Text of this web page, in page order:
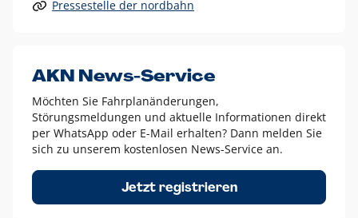
Alle anderen Logo-Varianten dürfen nur in Ausnahmefällen
Diese Ausnahmen sind zum Beispiel:
dem AKN Blau,
weißes Logo auf Fotohintergründen,
schwarzes Logo für reine Schwarz-Weiß-Umsetzungen
Um das Logo herum muss ein Schutzraum von jeweils einer
Höhe bzw. Breite des N aus AKN in alle Richtungen
Pressestelle der nordbahn
AKN News-Service
Möchten Sie Fahrplanänderungen,
Störungsmeldungen und aktuelle Informationen direkt
per WhatsApp oder E-Mail erhalten? Dann melden Sie
sich zu unserem kostenlosen News-Service an.
Jetzt registrieren